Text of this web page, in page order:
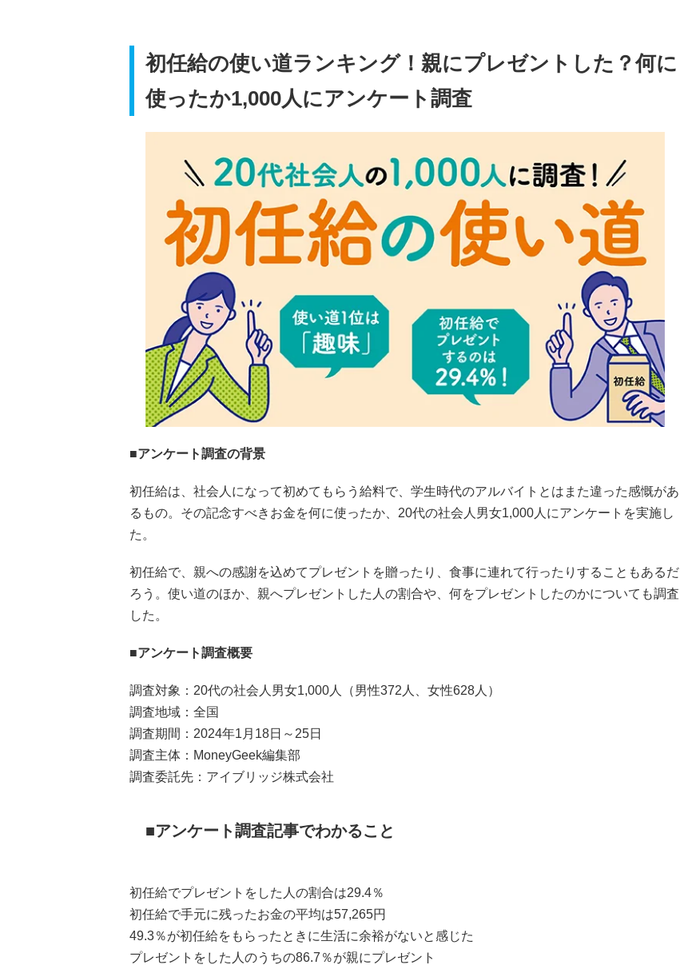
初任給の使い道ランキング！親にプレゼントした？何に
使ったか1,000人にアンケート調査
■アンケート調査の背景
初任給は、社会人になって初めてもらう給料で、学生時代のアルバイトとはまた違った感慨があ
るもの。その記念すべきお金を何に使ったか、20代の社会人男女1,000人にアンケートを実施し
た。
初任給で、親への感謝を込めてプレゼントを贈ったり、食事に連れて行ったりすることもあるだ
ろう。使い道のほか、親へプレゼントした人の割合や、何をプレゼントしたのかについても調査
した。
■アンケート調査概要
調査対象：20代の社会人男女1,000人（男性372人、女性628人）
調査地域：全国
調査期間：2024年1月18日～25日
調査主体：MoneyGeek編集部
調査委託先：アイブリッジ株式会社
アンケート調査記事でわかること
初任給でプレゼントをした人の割合は29.4％
初任給で手元に残ったお金の平均は57,265円
49.3％が初任給をもらったときに生活に余裕がないと感じた
プレゼントをした人のうちの86.7％が親にプレゼント